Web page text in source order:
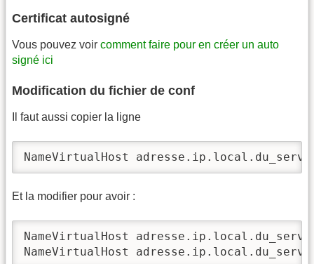
Certificat autosigné
Vous pouvez voir comment faire pour en créer un auto
signé ici
Modification du fichier de conf
Il faut aussi copier la ligne
NameVirtualHost
Et la modifier pour avoir :
NameVirtualHost
NameVirtualHost